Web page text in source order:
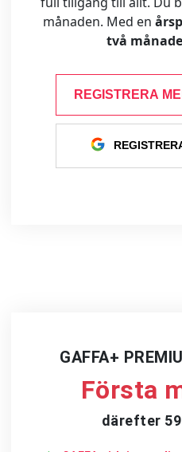
månaden. Med en
två
REGISTRERA
GAFFA+
Första
därefter